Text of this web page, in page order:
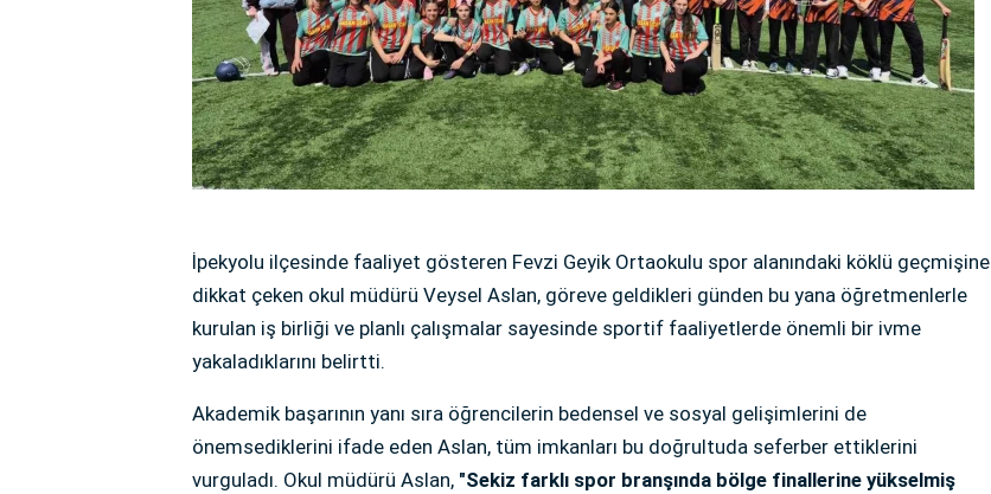
İpekyolu ilçesinde faaliyet gösteren Fevzi Geyik Ortaokulu spor alanındaki köklü geçmişine
dikkat çeken okul müdürü Veysel Aslan, göreve geldikleri günden bu yana öğretmenlerle
kurulan iş birliği ve planlı çalışmalar sayesinde sportif faaliyetlerde önemli bir ivme
yakaladıklarını belirtti.
Akademik başarının yanı sıra öğrencilerin bedensel ve sosyal gelişimlerini de
önemsediklerini ifade eden Aslan, tüm imkanları bu doğrultuda seferber ettiklerini
vurguladı. Okul müdürü Aslan, "Sekiz farklı spor branşında bölge finallerine yükselmiş